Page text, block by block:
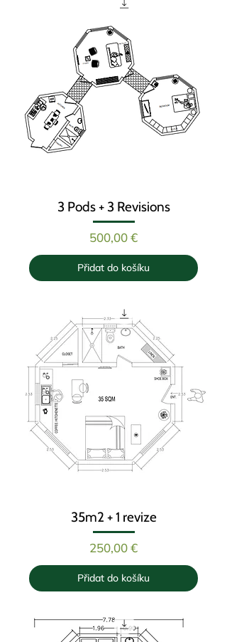
3 Pods + 3 Revisions
Cena
500,00 €
Přidat do košíku
35m2 + 1 revize
Cena
250,00 €
Přidat do košíku